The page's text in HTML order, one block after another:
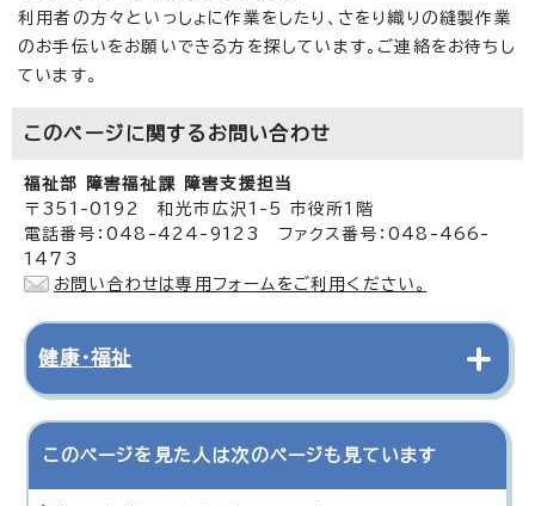
利用者の方々といっしょに作業をしたり、さをり織りの縫製作業
のお手伝いをお願いできる方を探しています。ご連絡をお待ちし
ています。
このページに関する お問い合わせ
福祉部 障害福祉課 障害支援担当
〒351-0192 和光市広沢1-5 市役所1階
電話番号：048-424-9123 ファクス番号：048-466-
1473
お問い合わせは専用フォームをご利用ください。
健康・福祉
このページを見た人は次のページも見ています